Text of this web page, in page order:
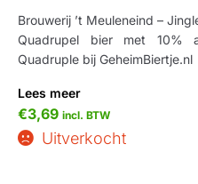
Brouwerij ’t Meuleneind –
Quadrupel bier met 10%
Quadruple bij GeheimBiertje.nl
Lees meer
€3,69 incl. BTW
Uitverkocht